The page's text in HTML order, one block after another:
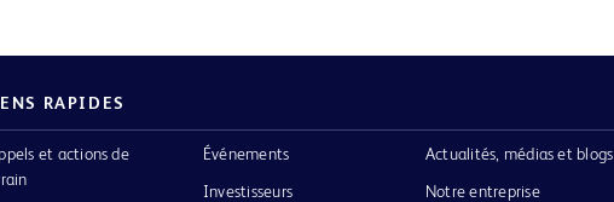
RAPIDES
et actions de
Événements
Investisseurs
Actualités, médias et blogs
Notre entreprise